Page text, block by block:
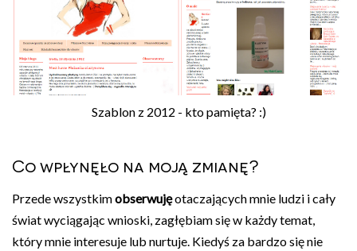
Szablon z 2012 - kto pamięta? :)
Co wpłynęło na moją zmianę?
Przede wszystkimobserwujęotaczających mnie ludzi i cały
świat wyciągając wnioski, zagłębiam się w każdy temat,
który mnie interesuje lub nurtuje. Kiedyś za bardzo się nie